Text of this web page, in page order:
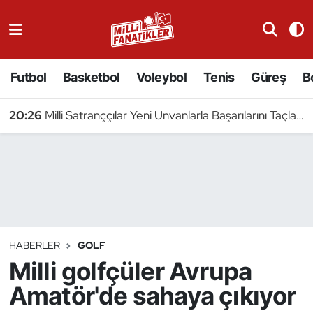
Futbol Basketbol Voleybol Tenis Güreş
20:26 Milli Satranççılar Yeni Unvanlarla Başarılarını Taçlandırdı
HABERLER GOLF
Milli golfçüler Avrupa
Amatör'de sahaya çıkıyor
Badminton
Binicilik
Bisiklet